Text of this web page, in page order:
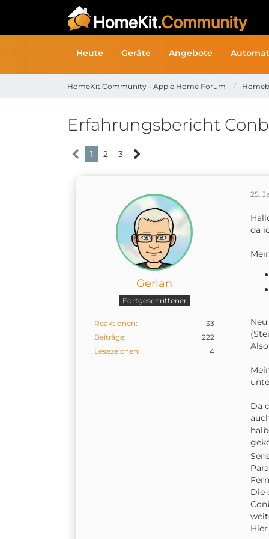
Heute Geräte Angebote
HomeKit.Community - Apple Home Forum
Erfahrungsbericht
1 2 3
Gerlan
Fortgeschrittener
Reaktionen
33
Beiträge
222
Lesezeichen
4
25.
da
Da
Die